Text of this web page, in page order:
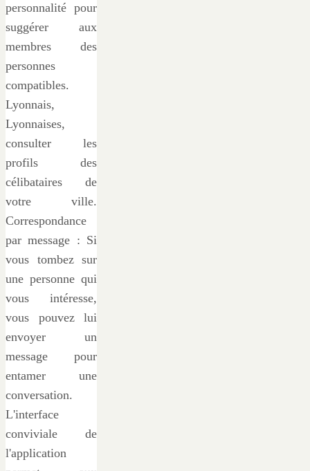
personnalité pour
suggérer aux
membres des
personnes
compatibles.
Lyonnais,
Lyonnaises,
consulter les
profils des
célibataires de
votre ville.
Correspondance
par message : Si
vous tombez sur
une personne qui
vous intéresse,
vous pouvez lui
envoyer un
message pour
entamer une
conversation.
L'interface
conviviale de
l'application